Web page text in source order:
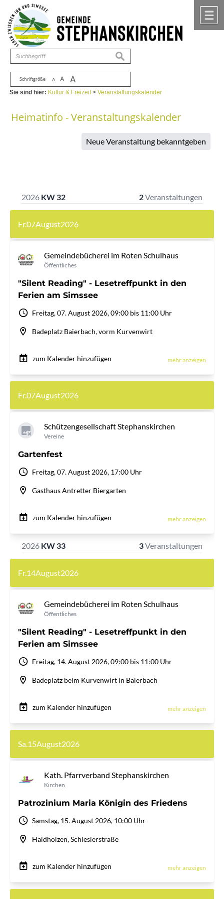
Zum Inhalt ,zur Navigation
Schriftgröße A A A
suchen
Sie sind hier: Kultur & Freizeit>Veranstaltungskalender
Heimatinfo - Veranstaltungskalender